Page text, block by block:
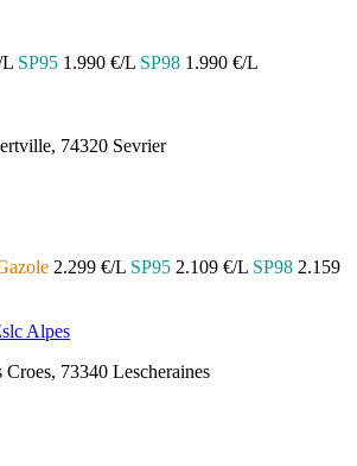
L SP95 1.990 €/L SP98 1.990 €/L
74320 Sevrier
2.299 €/L SP95 2.109 €/L SP98 2.159
Alpes
Croes, 73340 Lescheraines